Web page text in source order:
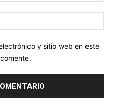
y sitio web en este